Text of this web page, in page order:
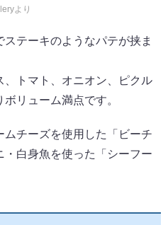
より
テーキのようなパテが挟ま
、トマト、オニオン、ピクル
リューム満点です。
チーズを使用した「ビーチ
白身魚を使った「シーフー